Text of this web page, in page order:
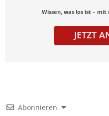
Wissen, was los ist –
JETZT
Abonnieren